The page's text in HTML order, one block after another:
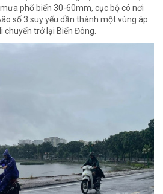
phổ biến 30-60mm, cục bộ có nơi
số 3 suy yếu dần thành một vùng áp
trở lại Biển Đông.